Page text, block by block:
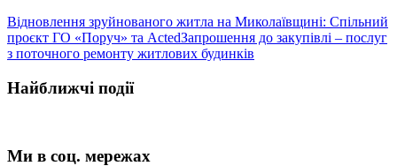
Відновлення зруйнованого житла на Миколаївщині: Спільний
проєкт ГО «Поруч» та ActedЗапрошення до закупівлі – послуг
з поточного ремонту житлових будинків
Найближчі події
Ми в соц. мережах